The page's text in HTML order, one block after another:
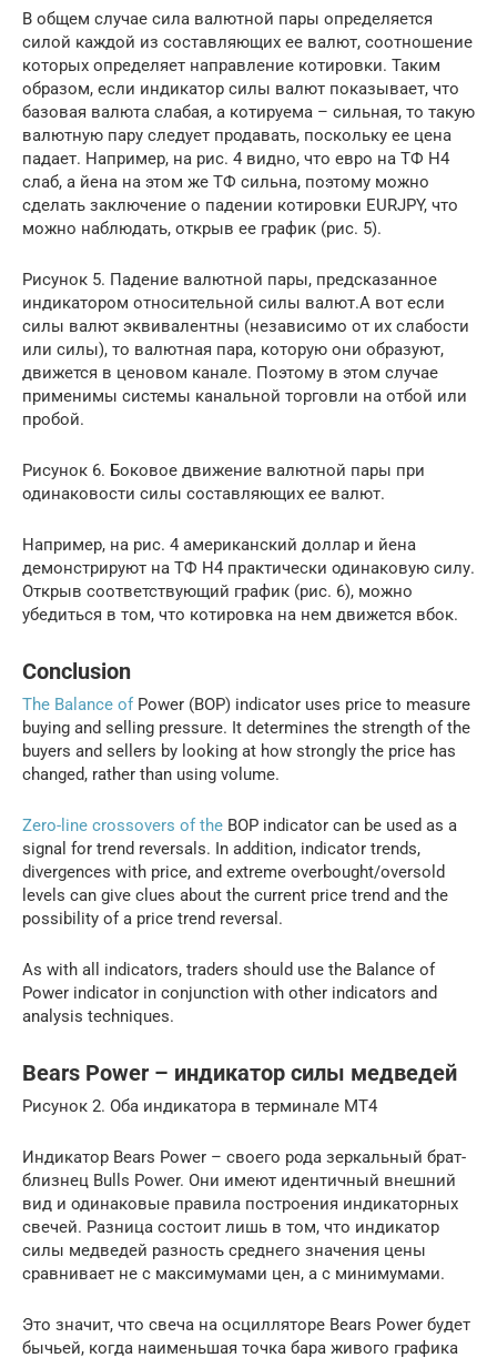
В общем случае сила валютной пары определяется
силой каждой из составляющих ее валют, соотношение
которых определяет направление котировки. Таким
образом, если индикатор силы валют показывает, что
базовая валюта слабая, а котируема – сильная, то такую
валютную пару следует продавать, поскольку ее цена
падает. Например, на рис. 4 видно, что евро на ТФ H4
слаб, а йена на этом же ТФ сильна, поэтому можно
сделать заключение о падении котировки EURJPY, что
можно наблюдать, открыв ее график (рис. 5).
Рисунок 5. Падение валютной пары, предсказанное
индикатором относительной силы валют.А вот если
силы валют эквивалентны (независимо от их слабости
или силы), то валютная пара, которую они образуют,
движется в ценовом канале. Поэтому в этом случае
применимы системы канальной торговли на отбой или
пробой.
Рисунок 6. Боковое движение валютной пары при
одинаковости силы составляющих ее валют.
Например, на рис. 4 американский доллар и йена
демонстрируют на ТФ H4 практически одинаковую силу.
Открыв соответствующий график (рис. 6), можно
убедиться в том, что котировка на нем движется вбок.
Conclusion
The Balance ofPower (BOP) indicator uses price to measure
buying and selling pressure. It determines the strength of the
buyers and sellers by looking at how strongly the price has
changed, rather than using volume.
Zero-line crossovers of the BOP indicator can be used as a
signal for trend reversals. In addition, indicator trends,
divergences with price, and extreme overbought/oversold
levels can give clues about the current price trend and the
possibility of a price trend reversal.
As with all indicators, traders should use the Balance of
Power indicator in conjunction with other indicators and
analysis techniques.
Bears Power – индикатор силы медведей
Рисунок 2. Оба индикатора в терминале МТ4
Индикатор Bears Power – своего рода зеркальный брат-
близнец Bulls Power. Они имеют идентичный внешний
вид и одинаковые правила построения индикаторных
свечей. Разница состоит лишь в том, что индикатор
силы медведей разность среднего значения цены
сравнивает не с максимумами цен, а с минимумами.
Это значит, что свеча на осцилляторе Bears Power будет
бычьей, когда наименьшая точка бара живого графика